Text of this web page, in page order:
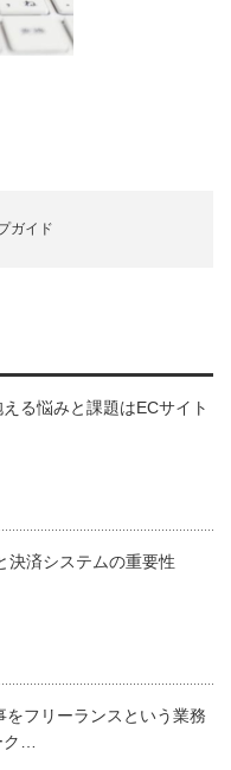
ガイド
る悩みと課題はECサイト
決済システムの重要性
をフリーランスという業務
…